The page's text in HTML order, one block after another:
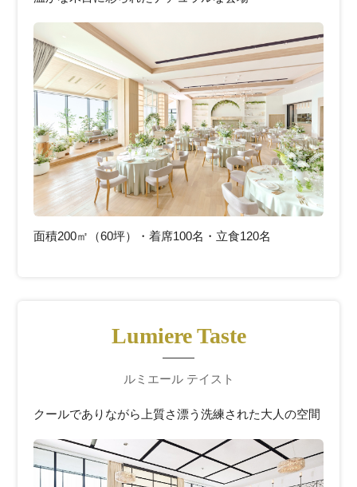
面積200㎡（60坪）・着席100名・立食120名
Lumiere Taste
ルミエール テイスト
クールでありながら上質さ漂う洗練された大人の空間